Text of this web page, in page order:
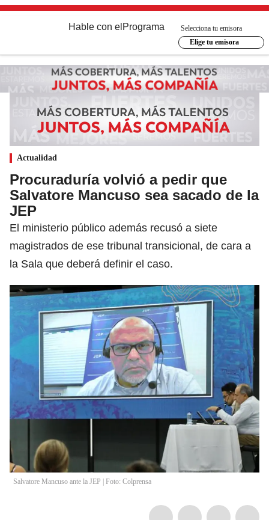
Hable con el Programa
Selecciona tu emisora
Elige tu emisora
Actualidad
Procuraduría volvió a pedir que
Salvatore Mancuso sea sacado de la
JEP
El ministerio público además recusó a siete
magistrados de ese tribunal transicional, de cara a
la Sala que deberá definir el caso.
Salvatore Mancuso ante la JEP | Foto: Colprensa